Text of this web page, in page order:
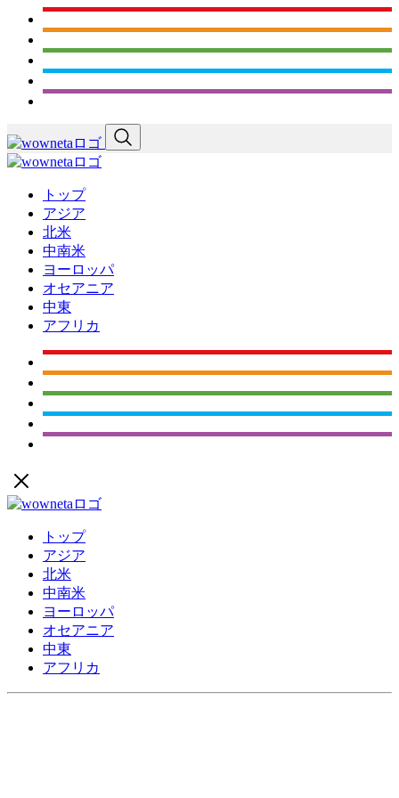
トップ
アジア
北米
中南米
ヨーロッパ
オセアニア
中東
アフリカ
トップ
アジア
北米
中南米
ヨーロッパ
オセアニア
中東
アフリカ